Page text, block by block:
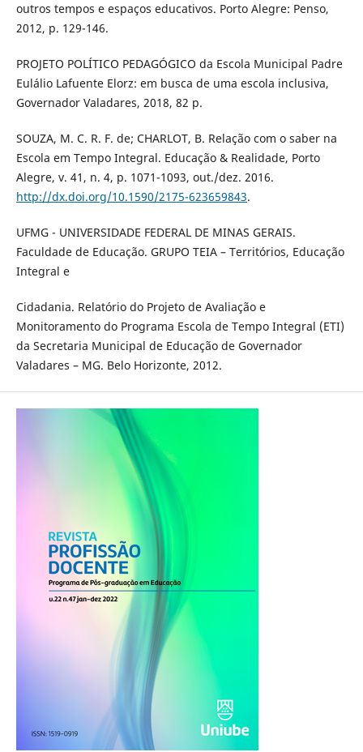
outros tempos e espaços educativos. Porto Alegre: Penso,
2012, p. 129-146.
PROJETO POLÍTICO PEDAGÓGICO da Escola Municipal Padre
Eulálio Lafuente Elorz: em busca de uma escola inclusiva,
Governador Valadares, 2018, 82 p.
SOUZA, M. C. R. F. de; CHARLOT, B. Relação com o saber na
Escola em Tempo Integral. Educação & Realidade, Porto
Alegre, v. 41, n. 4, p. 1071-1093, out./dez. 2016.
http://dx.doi.org/10.1590/2175-623659843.
UFMG - UNIVERSIDADE FEDERAL DE MINAS GERAIS.
Faculdade de Educação. GRUPO TEIA – Territórios, Educação
Integral e
Cidadania. Relatório do Projeto de Avaliação e
Monitoramento do Programa Escola de Tempo Integral (ETI)
da Secretaria Municipal de Educação de Governador
Valadares – MG. Belo Horizonte, 2012.